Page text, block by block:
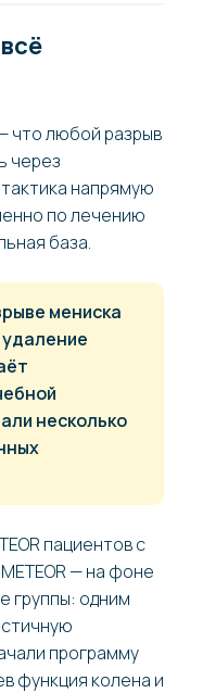
что любой разрыв
через
напрямую
по лечению
база.
мениска
несколько
пациентов с
— на фоне
группы: одним
программу
функция колена и